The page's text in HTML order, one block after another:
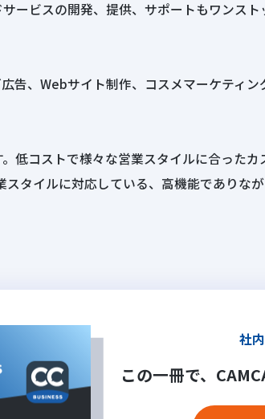
ービスの開発、提供、サポートもワンスト
告、Webサイト制作、コスメマーケティ
低コストで様々な営業スタイルに合った
タイルに対応している、高機能であり
社
この一冊で、